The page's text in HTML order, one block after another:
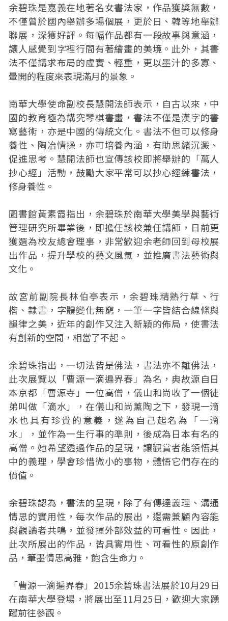
余碧珠是嘉義在地著名女書法家，作品獲獎無數，
不僅曾於國內舉辦多場個展，更於日、韓等地舉辦
聯展，深獲好評。每幅作品都有一段故事與意涵，
讓人感覺到字裡行間有著繪畫的美境。此外，其書
法不僅講求布局的虛實、輕重，更以墨汁的多寡、
暈開的程度來表現滿月的景象。
南華大學使命副校長慧開法師表示，自古以來，中
國的教育極為講究琴棋書畫，書法不僅是漢字的書
寫藝術，亦是中國的傳統文化。書法不但可以修身
養性、陶冶情操，亦可培養內涵，有助思緒沉澱、
促進思考。慧開法師也宣傳該校即將舉辦的「萬人
抄心經」活動，鼓勵大家平常可以抄心經練書法，
修身養性。
圖書館黃素霞指出，余碧珠於南華大學美學與藝術
管理研究所畢業後，即擔任該校兼任講師，日前更
獲選為校友總會理事，非常歡迎余老師回到母校展
出作品，提升學校的藝文風氣，並推廣書法藝術與
文化。
故宮前副院長林伯亭表示，余碧珠精熟行草、行
楷、隸書，字體變化無窮，一筆一字皆結合線條與
韻律之美，近年的創作又注入新穎的佈局，使書法
有創新的空間，相當了不起。
余碧珠指出，一切法皆是佛法，書法亦不離佛法，
此次展覽以「曹源一滴遍界春」為名，典故源自日
本京都「曹源寺」一位高僧，儀山和尚收了一個徒
弟叫做「滴水」，在儀山和尚薰陶之下，發現一滴
水也具有珍貴的意義，遂為自己起名為「一滴
水」，並作為一生行事的準則，後成為日本有名的
高僧。她希望透過作品的呈現，讓觀賞者能領悟其
中的義理，學會珍惜微小的事物，體悟它們存在的
價值。
余碧珠認為，書法的呈現，除了有傳達義理、溝通
情思的實用性，每次作品的展出，還需兼顧內容能
與觀讀者共鳴，並發揮外部效益的可看性。因此，
此次所展出的作品，皆具實用性、可看性的原創作
品，筆墨情思高雅，飽含生命力。
「曹源一滴遍界春」2015余碧珠書法展於10月29日
在南華大學登場，將展出至11月25日，歡迎大家踴
躍前往參觀。